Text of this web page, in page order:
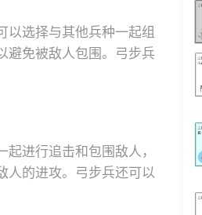
以选择与其他兵种一起组
避免被敌人包围。弓步兵
进行追击和包围敌人，
人的进攻。弓步兵还可以